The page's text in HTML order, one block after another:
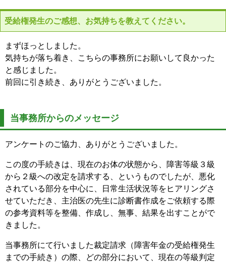
受給権発生のご感想、お気持ちを教えてください。
まずほっとしました。
気持ちが落ち着き、こちらの事務所にお願いして良かった
と感じました。
前回に引き続き、ありがとうございました。
当事務所からのメッセージ
アンケートのご協力、ありがとうございました。
この度の手続きは、現在のお体の状態から、障害等級３級
から２級への改定を請求する、というものでしたが、悪化
されている部分を中心に、日常生活状況等をヒアリングさ
せていただき、主治医の先生に診断書作成をご依頼する際
の参考資料等を整備、作成し、無事、結果を出すことがで
きました。
当事務所にて行いました裁定請求（障害年金の受給権発生
までの手続き）の際、どの部分において、現在の等級判定